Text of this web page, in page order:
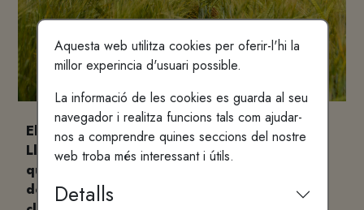
Aquesta web utilitza cookies per oferir-l'hi la
millor experincia d'usuari possible.
La informació de les cookies es guarda al seu
navegador i realitza funcions tals com ajudar-
nos a comprendre quines seccions del nostre
web troba més interessant i útils.
Detalls
El darrer diumenge de cada mes, la Torre
Lluvià obre portes i organitza visites guiades
que permeten conèixer la Torre i el nou espai
de les tines. En aquesta ocasió, el recorregut